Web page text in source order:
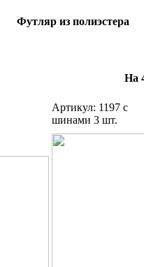
Футляр из полиэстера
На
Артикул: 1197 с
шинами 3 шт.